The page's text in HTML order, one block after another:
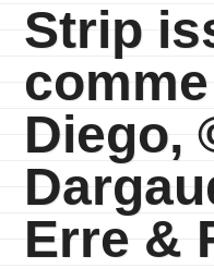
Strip
Diego,
Erre &